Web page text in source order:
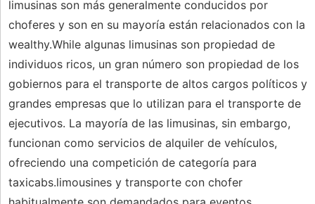
limusinas son más generalmente conducidos por
choferes y son en su mayoría están relacionados con la
wealthy.While algunas limusinas son propiedad de
individuos ricos, un gran número son propiedad de los
gobiernos para el transporte de altos cargos políticos y
grandes empresas que lo utilizan para el transporte de
ejecutivos. La mayoría de las limusinas, sin embargo,
funcionan como servicios de alquiler de vehículos,
ofreciendo una competición de categoría para
taxicabs.limousines y transporte con chofer